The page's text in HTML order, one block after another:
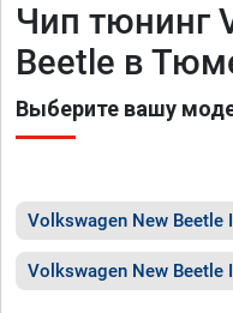
Чип тюнинг
Beetle в
Выберите вашу
Volkswagen New Beetle
Volkswagen New Beetle